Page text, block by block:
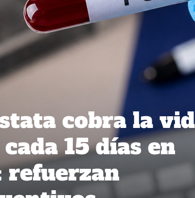
cobra la
15 días en